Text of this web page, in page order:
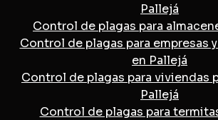
Pallejá
Control de plagas para
Control de plagas para empresas
en Pallejá
Control de plagas para viviendas
Pallejá
Control de plagas para